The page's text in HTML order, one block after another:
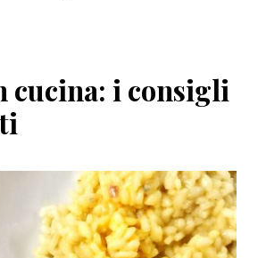
cucina: i consigli